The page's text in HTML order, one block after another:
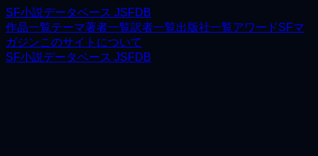
SF小説データベース JSFDB
作品一覧テーマ著者一覧訳者一覧出版社一覧アワードSFマ
ガジンこのサイトについて
SF小説データベース JSFDB